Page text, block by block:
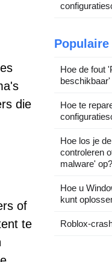
die
of
te
Populaire
Hoe de fout
Hoe te
Hoe los je
controleren
malware' op?
Hoe u
kunt
Roblox-